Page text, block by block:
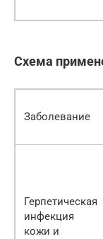
Схема
Заболевание
Герпетическая
инфекция
кожи и